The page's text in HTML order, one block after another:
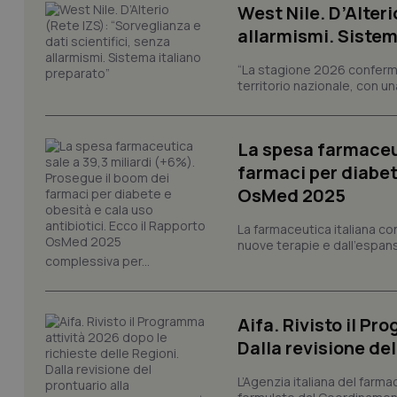
West Nile.
allarmismi.
“La stagione 2026
territorio nazionale, con
La spesa
farmaci per
OsMed 2025
La farmaceutica italiana
nuove terapie e
complessiva per...
Aifa. Rivisto il
Dalla revisione
L’Agenzia italiana del
_ga_0VMQEQKQ1N
VISITOR_INFO1_LIVE
__Secure-YNID
YSC
tracking-sites-
ironfish-tracking-
named-enable